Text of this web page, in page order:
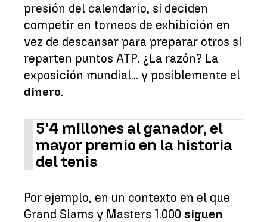
presión del calendario, sí deciden
competir en torneos de exhibición en
vez de descansar para preparar otros sí
reparten puntos ATP. ¿La razón? La
exposición mundial... y posiblemente el
dinero.
5'4 millones al ganador, el
mayor premio en la historia
del tenis
Por ejemplo, en un contexto en el que
Grand Slams y Masters 1.000 siguen